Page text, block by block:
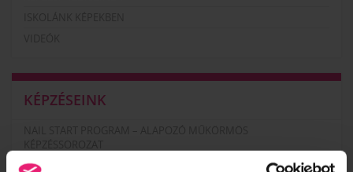
KÉPZÉSEINK
MANIKŰRÖS ÉS KÖRÖMDIZÁJNER (PK 10124005)